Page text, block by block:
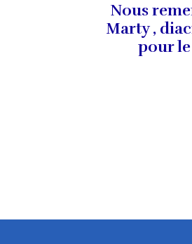
Nous
Marty ,
pour